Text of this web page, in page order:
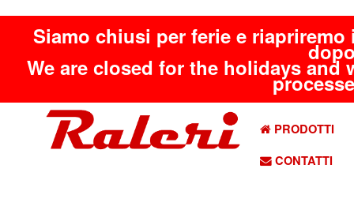
Siamo chiusi per ferie e
We are closed for the holidays
PRODOTTI
CONTATTI